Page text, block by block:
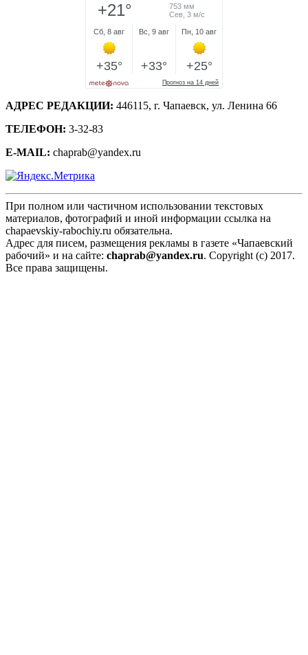
АДРЕС РЕДАКЦИИ: 446115, г. Чапаевск, ул. Ленина 66
ТЕЛЕФОН: 3-32-83
E-MAIL: chaprab@yandex.ru
При полном или частичном использовании текстовых
материалов, фотографий и иной информации ссылка на
chapaevskiy-rabochiy.ru обязательна.
Адрес для писем, размещения рекламы в газете «Чапаевский
рабочий» и на сайте: chaprab@yandex.ru. Copyright (c) 2017.
Все права защищены.